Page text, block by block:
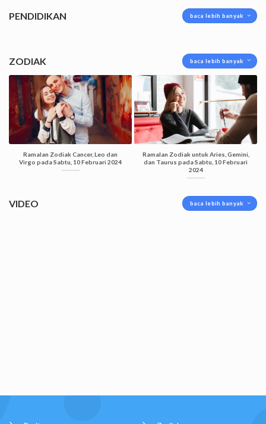
PENDIDIKAN baca lebih banyak
ZODIAK baca lebih banyak
Ramalan Zodiak Cancer, Leo dan
Virgo pada Sabtu, 10 Februari 2024
Ramalan Zodiak untuk Aries, Gemini,
dan Taurus pada Sabtu, 10 Februari
2024
VIDEO baca lebih banyak